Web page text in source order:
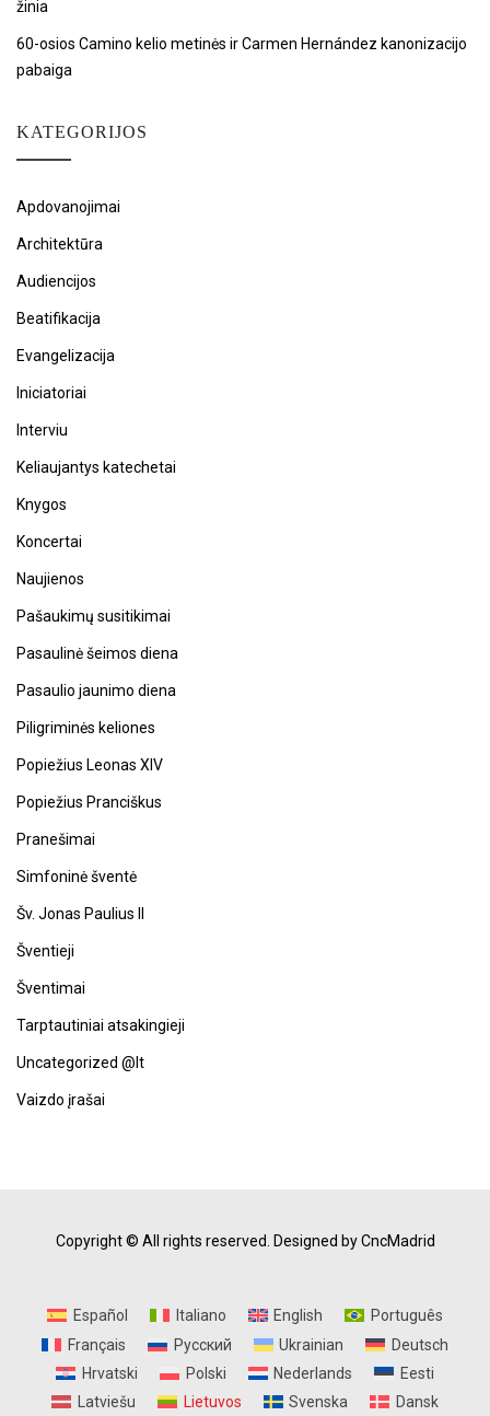
žinia
60-osios Camino kelio metinės ir Carmen Hernández kanonizacijo
pabaiga
KATEGORIJOS
Apdovanojimai
Architektūra
Audiencijos
Beatifikacija
Evangelizacija
Iniciatoriai
Interviu
Keliaujantys katechetai
Knygos
Koncertai
Naujienos
Pašaukimų susitikimai
Pasaulinė šeimos diena
Pasaulio jaunimo diena
Piligriminės keliones
Popiežius Leonas XIV
Popiežius Pranciškus
Pranešimai
Simfoninė šventė
Šv. Jonas Paulius II
Šventieji
Šventimai
Tarptautiniai atsakingieji
Uncategorized @lt
Vaizdo įrašai
Copyright © All rights reserved. Designed by CncMadrid
Español Italiano English
Português
Français
Русский Ukrainian
Deutsch
Hrvatski
Polski Nederlands
Eesti
Latviešu
Lietuvos Svenska Dansk